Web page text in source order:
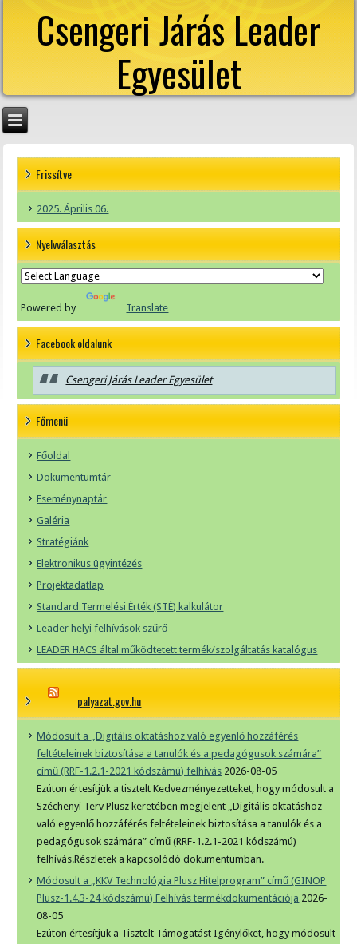
Csengeri Járás Leader
Egyesület
Frissítve
2025. Április 06.
Nyelvválasztás
Powered by Translate
Facebook oldalunk
Csengeri Járás Leader Egyesület
Főmenü
Főoldal
Dokumentumtár
Eseménynaptár
Galéria
Stratégiánk
Elektronikus ügyintézés
Projektadatlap
Standard Termelési Érték (STÉ) kalkulátor
Leader helyi felhívások szűrő
LEADER HACS által működtetett termék/szolgáltatás katalógus
palyazat.gov.hu
Módosult a „Digitális oktatáshoz való egyenlő hozzáférés
feltételeinek biztosítása a tanulók és a pedagógusok számára”
című (RRF-1.2.1-2021 kódszámú) felhívás 2026-08-05
Ezúton értesítjük a tisztelt Kedvezményezetteket, hogy módosult a
Széchenyi Terv Plusz keretében megjelent „Digitális oktatáshoz
való egyenlő hozzáférés feltételeinek biztosítása a tanulók és a
pedagógusok számára” című (RRF-1.2.1-2021 kódszámú)
felhívás.Részletek a kapcsolódó dokumentumban.
Módosult a „KKV Technológia Plusz Hitelprogram” című (GINOP
Plusz-1.4.3-24 kódszámú) Felhívás termékdokumentációja 2026-
08-05
Ezúton értesítjük a Tisztelt Támogatást Igénylőket, hogy módosult